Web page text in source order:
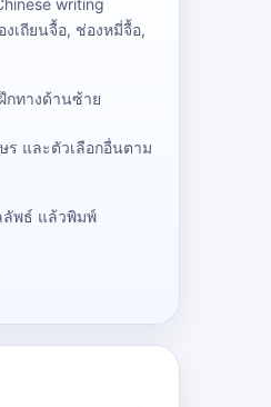
writing
เถียนจื้อ, ช่องหมี่จื้อ,
กทางด้านซ้าย
และตัวเลือกอื่นตาม
ลัพธ์ แล้วพิมพ์